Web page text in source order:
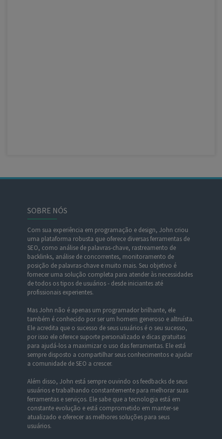
SOBRE NÓS
Com sua experiência em programação e design, John criou
uma plataforma robusta que oferece diversas ferramentas de
SEO, como análise de palavras-chave, rastreamento de
backlinks, análise de concorrentes, monitoramento de
posição de palavras-chave e muito mais. Seu objetivo é
fornecer uma solução completa para atender às necessidades
de todos os tipos de usuários - desde iniciantes até
profissionais experientes.
Mas John não é apenas um programador brilhante, ele
também é conhecido por ser um homem generoso e altruísta.
Ele acredita que o sucesso de seus usuários é o seu sucesso,
por isso ele oferece suporte personalizado e dicas gratuitas
para ajudá-los a maximizar o uso das ferramentas. Ele está
sempre disposto a compartilhar seus conhecimentos e ajudar
a comunidade de SEO a crescer.
Além disso, John está sempre ouvindo os feedbacks de seus
usuários e trabalhando constantemente para melhorar suas
ferramentas e serviços. Ele sabe que a tecnologia está em
constante evolução e está comprometido em manter-se
atualizado e oferecer as melhores soluções para seus
usuários.